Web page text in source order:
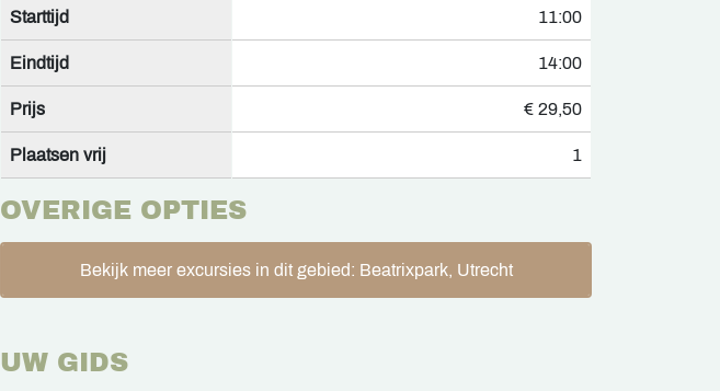
Starttijd 11:00
Eindtijd 14:00
Prijs € 29,50
Plaatsen vrij 1
OVERIGE OPTIES
Bekijk meer excursies in dit gebied: Beatrixpark, Utrecht
UW GIDS